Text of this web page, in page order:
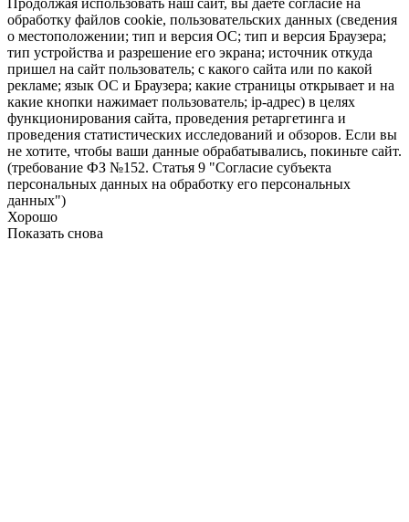
обработку файлов cookie, пользовательских данных (сведения
о местоположении; тип и версия ОС; тип и версия Браузера;
тип устройства и разрешение его экрана; источник откуда
пришел на сайт пользователь; с какого сайта или по какой
рекламе; язык ОС и Браузера; какие страницы открывает и на
какие кнопки нажимает пользователь; ip-адрес) в целях
функционирования сайта, проведения ретаргетинга и
проведения статистических исследований и обзоров. Если вы
не хотите, чтобы ваши данные обрабатывались, покиньте сайт.
(требование ФЗ №152. Статья 9 "Согласие субъекта
персональных данных на обработку его персональных
данных")
Хорошо
Показать снова